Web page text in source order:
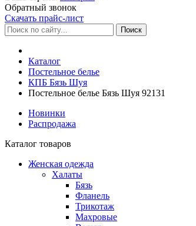
Обратный звонок
Скачать прайс-лист
Каталог
Постельное белье
КПБ Бязь Шуя
Постельное белье Бязь Шуя 92131
Новинки
Распродажа
Каталог товаров
Женская одежда
Халаты
Бязь
Фланель
Трикотаж
Махровые